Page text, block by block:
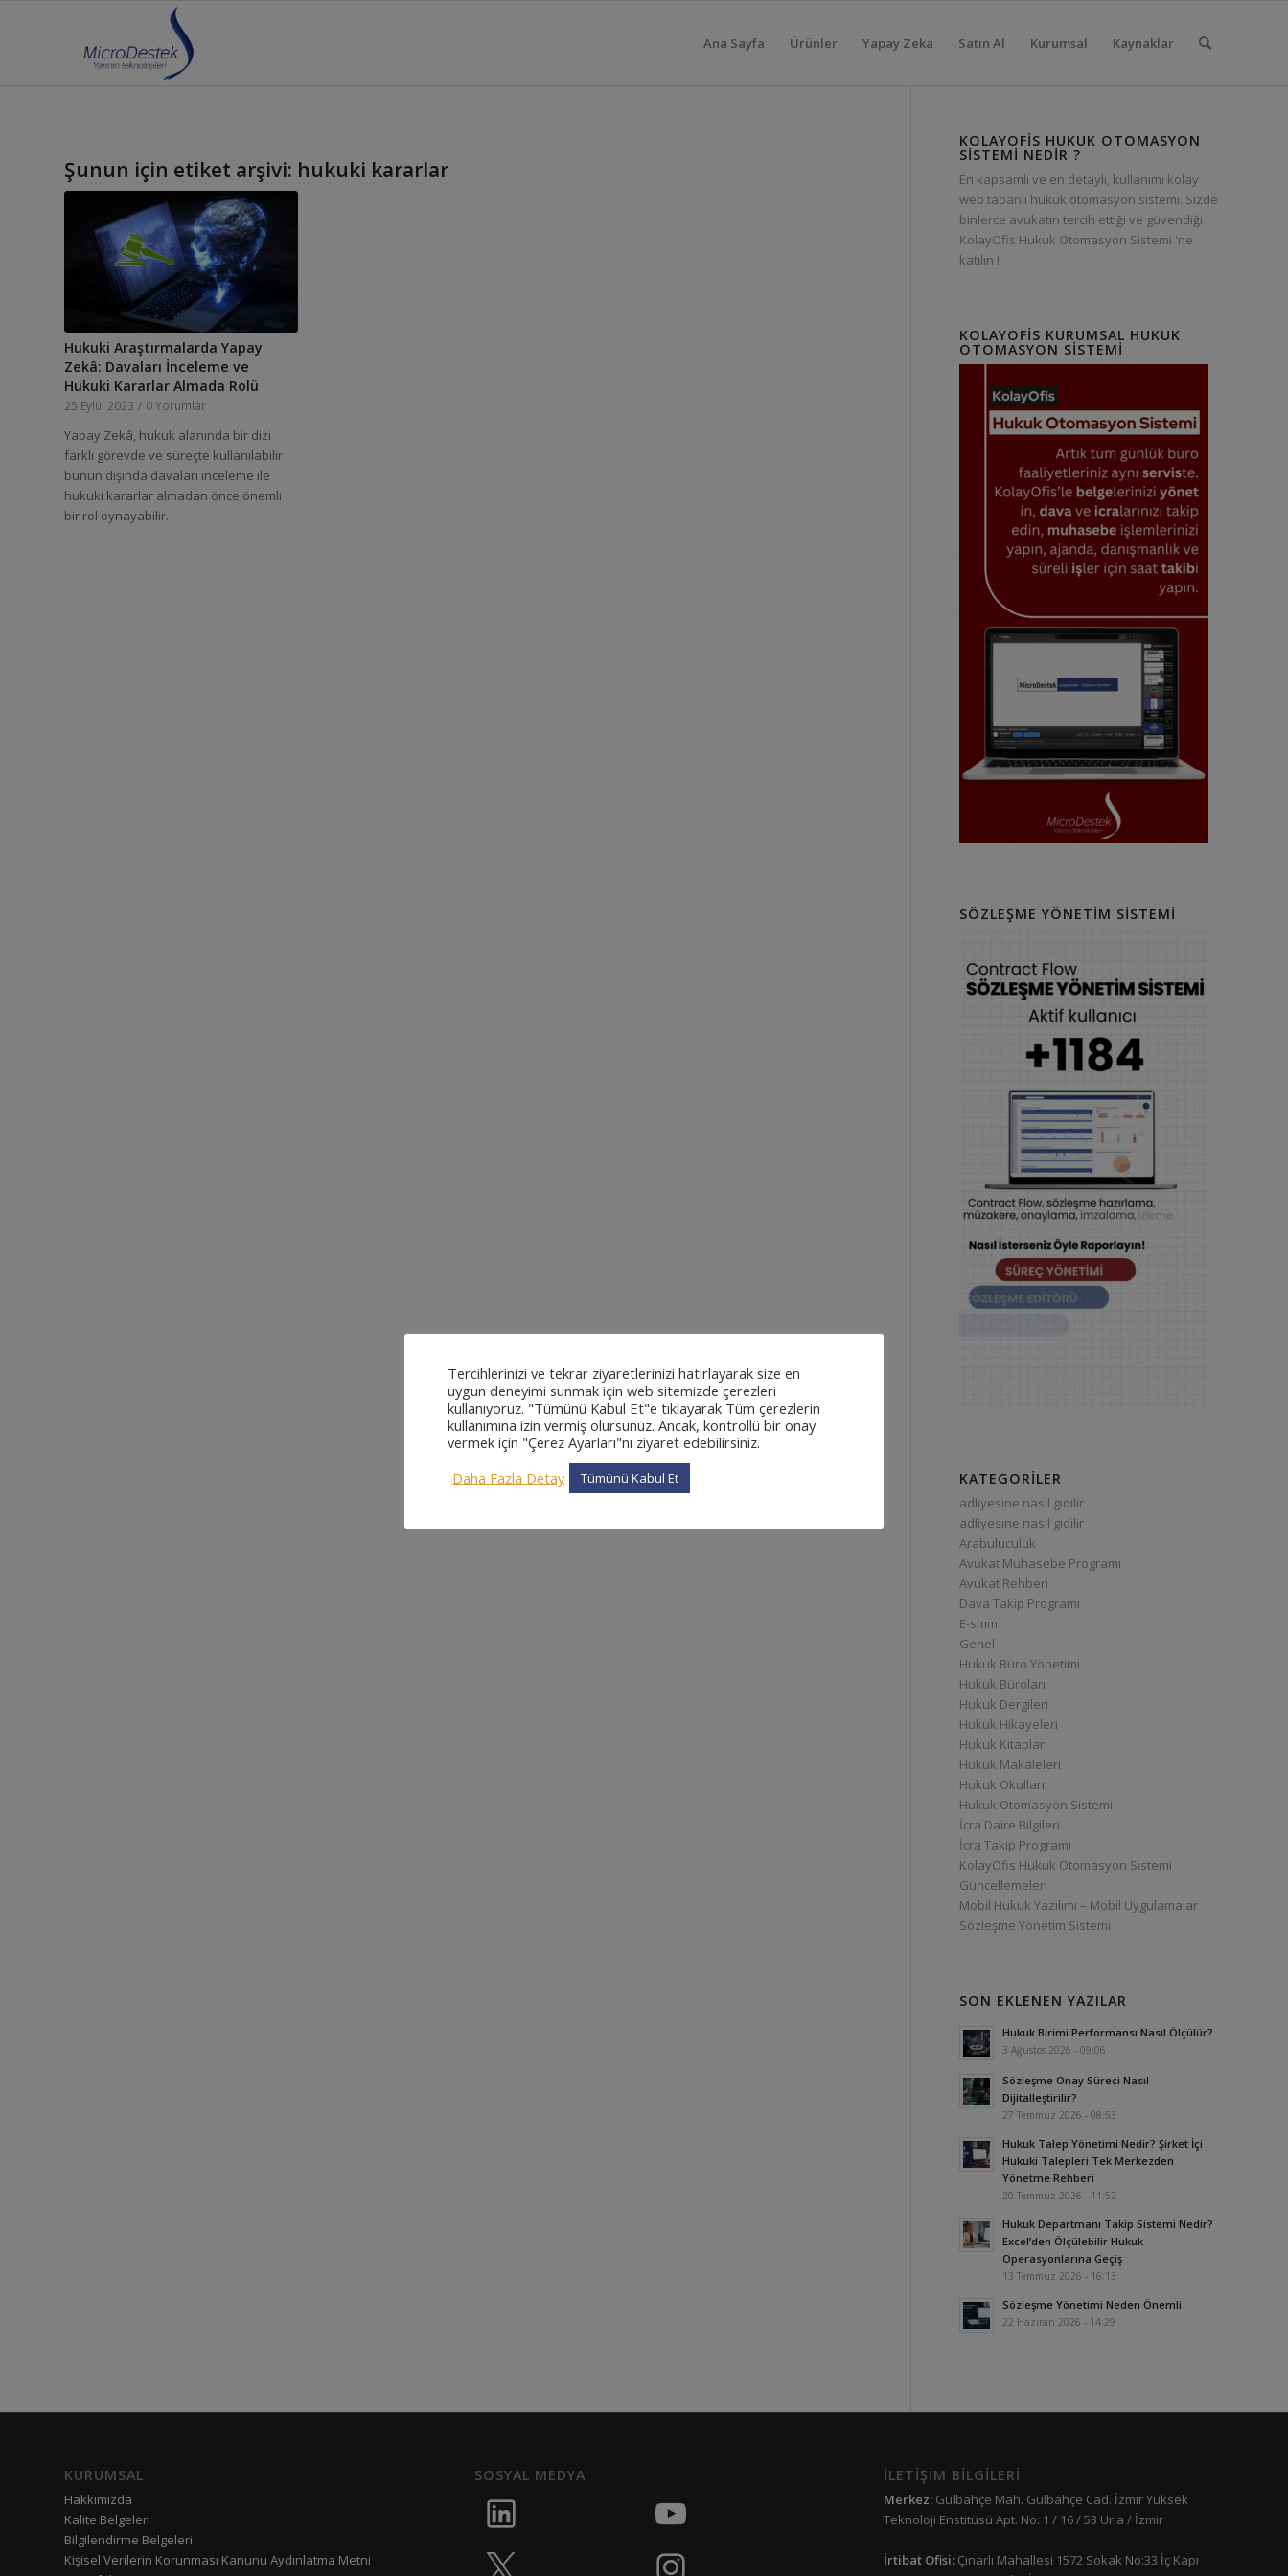
Ana Sayfa Ürünler Yapay Zeka Satın Al Kurumsal Kaynaklar
Şunun için etiket arşivi: hukuki kararlar
Hukuki Araştırmalarda Yapay
Zekâ: Davaları İnceleme ve
Hukuki Kararlar Almada Rolü
25 Eylül 2023 / 0 Yorumlar
Yapay Zekâ, hukuk alanında bir dizi
farklı görevde ve süreçte kullanılabilir
bunun dışında davaları inceleme ile
hukuki kararlar almadan önce önemli
bir rol oynayabilir.
KOLAYOFIS HUKUK OTOMASYON
SISTEMI NEDIR ?
En kapsamlı ve en detaylı, kullanımı kolay
web tabanlı hukuk otomasyon sistemi. Sizde
binlerce avukatın tercih ettiği ve güvendiği
KolayOfis Hukuk Otomasyon Sistemi 'ne
katılın !
KOLAYOFIS KURUMSAL HUKUK
OTOMASYON SISTEMI
SÖZLEŞME YÖNETIM SISTEMI
KATEGORILER
adliyesine nasıl gidilir
adliyesine nasıl gidilir
Arabuluculuk
Avukat Muhasebe Programı
Avukat Rehberi
Dava Takip Programı
E-smm
Genel
Hukuk Büro Yönetimi
Hukuk Büroları
Hukuk Dergileri
Hukuk Hikayeleri
Hukuk Kitapları
Hukuk Makaleleri
Hukuk Okulları
Hukuk Otomasyon Sistemi
İcra Daire Bilgileri
İcra Takip Programı
KolayOfis Hukuk Otomasyon Sistemi
Güncellemeleri
Mobil Hukuk Yazılımı – Mobil Uygulamalar
Sözleşme Yönetim Sistemi
SON EKLENEN YAZILAR
Hukuk Birimi Performansı Nasıl Ölçülür?
3 Ağustos 2026 - 09:06
Sözleşme Onay Süreci Nasıl
Dijitalleştirilir?
27 Temmuz 2026 - 08:53
Hukuk Talep Yönetimi Nedir? Şirket İçi
Hukuki Talepleri Tek Merkezden
Yönetme Rehberi
20 Temmuz 2026 - 11:52
Hukuk Departmanı Takip Sistemi Nedir?
Excel’den Ölçülebilir Hukuk
Operasyonlarına Geçiş
13 Temmuz 2026 - 16:13
Sözleşme Yönetimi Neden Önemli
22 Haziran 2026 - 14:29
KURUMSAL
Hakkımızda
Kalite Belgeleri
Bilgilendirme Belgeleri
Kişisel Verilerin Korunması Kanunu Aydınlatma Metni
SOSYAL MEDYA İLETİŞİM BİLGİLERİ
Merkez: Gülbahçe Mah. Gülbahçe Cad. İzmir Yüksek
Teknoloji Enstitüsü Apt. No: 1 / 16 / 53 Urla / İzmir
İrtibat Ofisi: Çınarlı Mahallesi 1572 Sokak No:33 İç Kapı
Tercihlerinizi ve tekrar ziyaretlerinizi hatırlayarak size en
uygun deneyimi sunmak için web sitemizde çerezleri
kullanıyoruz. "Tümünü Kabul Et"e tıklayarak Tüm çerezlerin
kullanımına izin vermiş olursunuz. Ancak, kontrollü bir onay
vermek için "Çerez Ayarları"nı ziyaret edebilirsiniz.
Daha Fazla Detay
Tümünü Kabul Et